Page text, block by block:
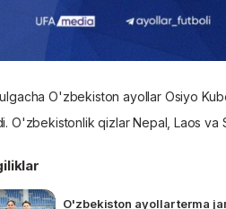
O'zbekiston ayollar Osiyo
O'zbekistonlik qizlar Nepal, Laos va
O'zbekiston ayollar terma